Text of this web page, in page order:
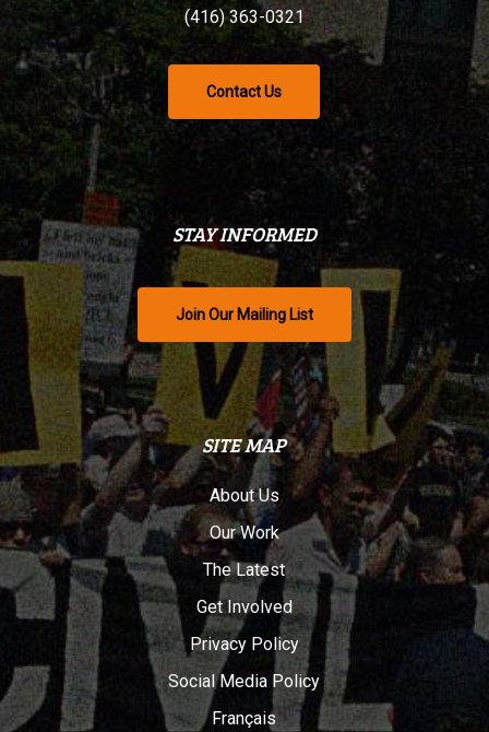
(416) 363-0321
Contact Us
STAY INFORMED
Join Our Mailing List
SITE MAP
About Us
Our Work
The Latest
Get Involved
Privacy Policy
Social Media Policy
Français